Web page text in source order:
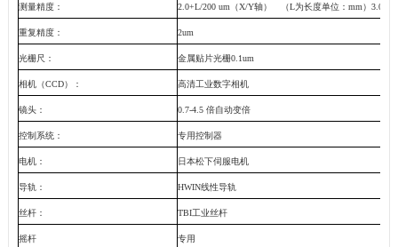
测量精度： 2.0+L/200 um （X/Y轴） （L为长度单位： mm） 3.0+L/
重复精度： 2um
光栅尺： 金属贴片光栅0.1um
相机（CCD）： 高清工业数字相机
镜头： 0.7-4.5 倍自动变倍
控制系统： 专用控制器
电机： 日本松下伺服电机
导轨： HWIN线性导轨
丝杆： TBI工业丝杆
摇杆 专用